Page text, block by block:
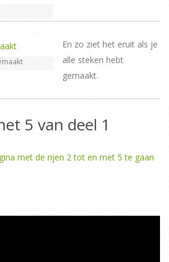
En zo ziet het eruit als je
alle steken hebt
gemaakt.
5 van deel 1
met de rijen 2 tot en met 5 te gaan